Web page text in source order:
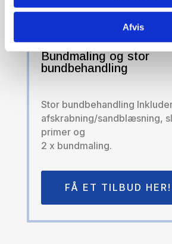
Afvis
Bundmaling og stor
bundbehandling
Stor bundbehandling
afskrabning/sandblæsning,
primer og
2 x bundmaling.
FÅ ET TILBUD HER!